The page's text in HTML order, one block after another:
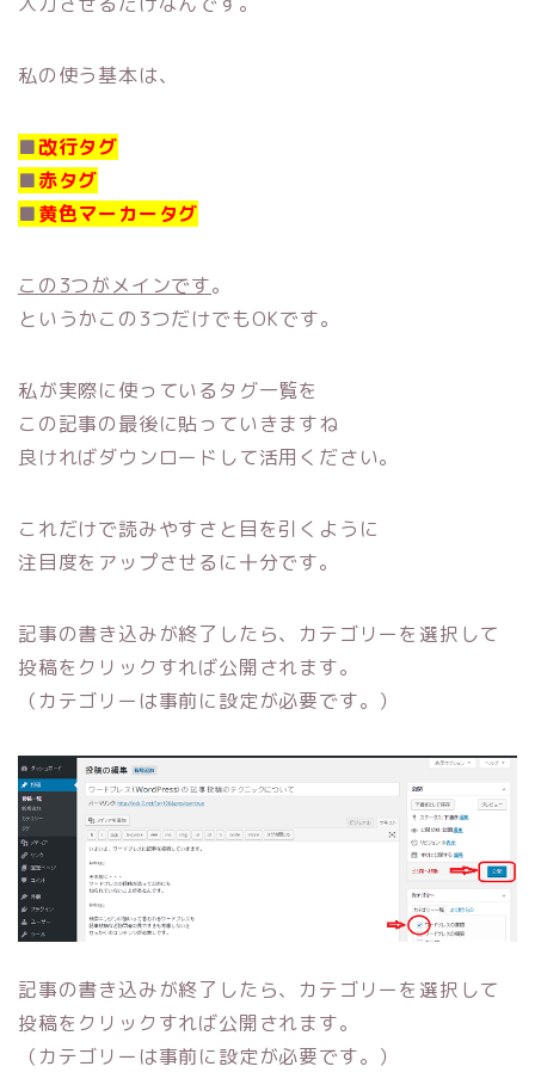
私の使う基本は、
■改行タグ
■赤タグ
■黄色マーカータグ
この3つがメインです。
というかこの3つだけでもOKです。
私が実際に使っているタグ一覧を
この記事の最後に貼っていきますね
良ければダウンロードして活用ください。
これだけで読みやすさと目を引くように
注目度をアップさせるに十分です。
記事の書き込みが終了したら、カテゴリーを選択して
投稿をクリックすれば公開されます。
（カテゴリーは事前に設定が必要です。）
記事の書き込みが終了したら、カテゴリーを選択して
投稿をクリックすれば公開されます。
（カテゴリーは事前に設定が必要です。）